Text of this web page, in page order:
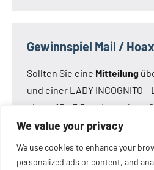
We value your privacy
We use cookies to enhance your
personalized ads or content, and
Gewinnspiel Mail / Hoax
Sollten Sie eine Mitteilung
und einer LADY INCOGNITO
einem 15 x 3,3 cm Loveclone
oder was immer den
Mail ist eine Fälschung.